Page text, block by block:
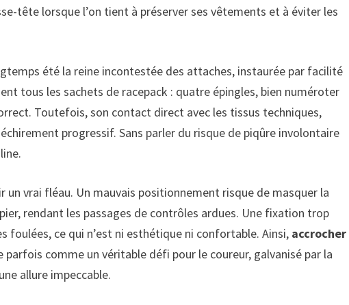
tête lorsque l’on tient à préserver ses vêtements et à éviter les
été la reine incontestée des attaches, instaurée par facilité
tous les sachets de racepack : quatre épingles, bien numéroter
Toutefois, son contact direct avec les tissus techniques,
progressif. Sans parler du risque de piqûre involontaire
un vrai fléau. Un mauvais positionnement risque de masquer la
rendant les passages de contrôles ardues. Une fixation trop
foulées, ce qui n’est ni esthétique ni confortable. Ainsi, accrocher
parfois comme un véritable défi pour le coureur, galvanisé par la
allure impeccable.